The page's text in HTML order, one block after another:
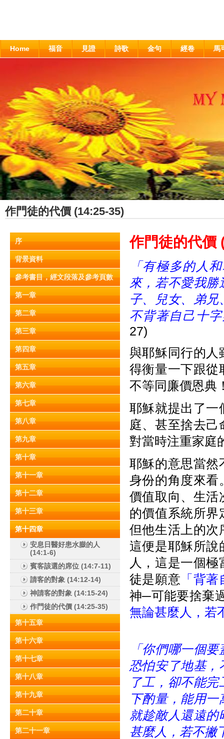
Home 福音 見證 詩歌 金句 經卷 馬
作門徒的代價 (14:25-35)
序
背景資料
參考書目，經文段落及參考頁數
第一章
第二章
第三章
第四章
第五章
第六章
第七章
第八章
第九章
第十章
第十一章
第十二章
第十三章
第十四章
安息日醫好患水臌的人
(14:1-6)
賓客該選的席位 (14:7-11)
請客的對象 (14:12-14)
神請客的對象 (14:15-24)
作門徒的代價 (14:25-35)
第十五章
第十六章
第十七章
第十八章
第十九章
第二十章
第二十一章
作門徒的代價
「有極多的人
來，若不愛我
子、兒女、弟
不背著自己十
27)
與耶穌同行的人
得衡量一下跟從
不等同廉價恩典
耶穌就提出了一
庭、甚至捨去
對當時注重家庭
耶穌的意思當然
身份的角度來看
價值取向、生活
的價值系統所界
但他生活上的次
這便是耶穌所說
人，這是一個
徒是願意 「背
神─可能要捨棄
無論甚麼人，若
「你們哪一個
恐怕安了地基，
了工，卻不能
下酌量，能用
就趁敵人還遠的
甚麼人，若不撇